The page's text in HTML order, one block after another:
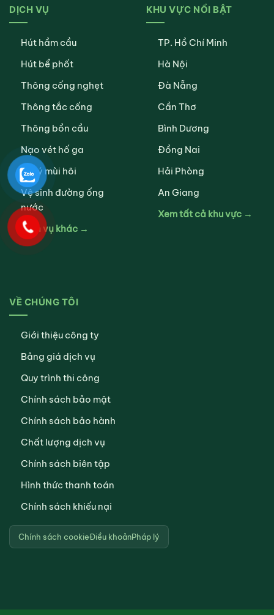
DỊCH VỤ
Hút hầm cầu
Hút bể phốt
Thông cống nghẹt
Thông tắc cống
Thông bồn cầu
Nạo vét hố ga
Xử lý mùi hôi
Vệ sinh đường ống
nước
Dịch vụ khác →
KHU VỰC NỔI BẬT
TP. Hồ Chí Minh
Hà Nội
Đà Nẵng
Cần Thơ
Bình Dương
Đồng Nai
Hải Phòng
An Giang
Xem tất cả khu vực →
VỀ CHÚNG TÔI
Giới thiệu công ty
Bảng giá dịch vụ
Quy trình thi công
Chính sách bảo mật
Chính sách bảo hành
Chất lượng dịch vụ
Chính sách biên tập
Hình thức thanh toán
Chính sách khiếu nại
Chính sách cookieĐiều khoảnPháp lý